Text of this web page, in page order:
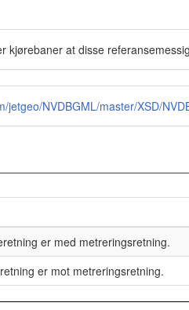
kjørebaner at disse
jetgeo/NVDBGML/master/XSD/
er med metreringsretning.
er mot metreringsretning.